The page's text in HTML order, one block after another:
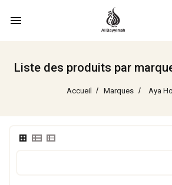
menu
Liste des produits par
Accueil Marques Aya